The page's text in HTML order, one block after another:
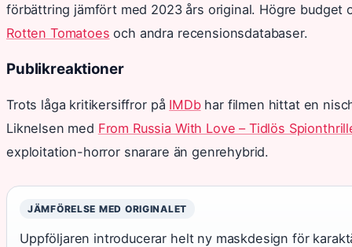
förbättring jämfört med 2023 års original. Högre budget
Rotten Tomatoes och andra recensionsdatabaser.
Publikreaktioner
Trots låga kritikersiffror på IMDbhar filmen hittat en
Liknelsen med From Russia With Love – Tidlös
exploitation-horror snarare än genrehybrid.
JÄMFÖRELSE MED ORIGINALET
Uppföljaren introducerar helt ny maskdesign för